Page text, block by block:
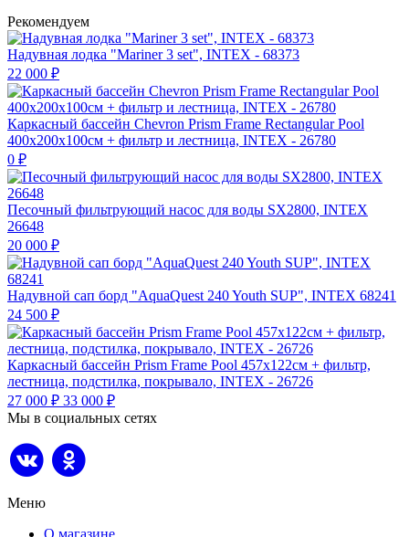
Рекомендуем
Надувная лодка "Mariner 3 set", INTEX - 68373
22 000 ₽
Каркасный бассейн Chevron Prism Frame Rectangular Pool
400х200х100см + фильтр и лестница, INTEX - 26780
0 ₽
Песочный фильтрующий насос для воды SX2800, INTEX
26648
20 000 ₽
Надувной сап борд "AquaQuest 240 Youth SUP", INTEX 68241
24 500 ₽
Каркасный бассейн Prism Frame Pool 457х122см + фильтр,
лестница, подстилка, покрывало, INTEX - 26726
27 000 ₽ 33 000 ₽
Мы в социальных сетях
Меню
О магазине